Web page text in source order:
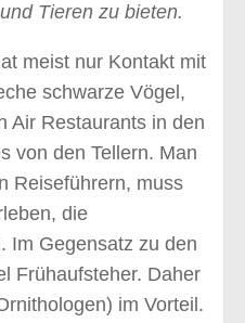
Tieren zu bieten.
meist nur Kontakt mit
schwarze Vögel,
Air Restaurants in den
von den Tellern. Man
Reiseführern, muss
die
Im Gegensatz zu den
Frühaufsteher. Daher
im Vorteil.